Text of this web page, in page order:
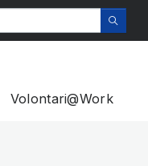
Volontari@Work